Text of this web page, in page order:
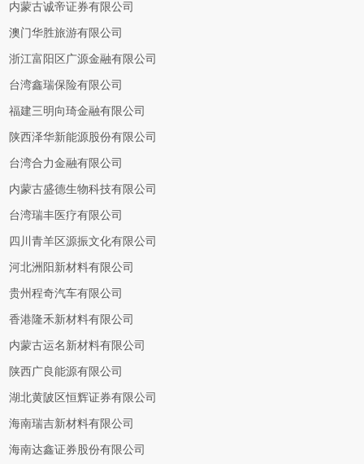
内蒙古诚帝证券有限公司
澳门华胜旅游有限公司
浙江富阳区广源金融有限公司
台湾鑫瑞保险有限公司
福建三明向琦金融有限公司
陕西泽华新能源股份有限公司
台湾合力金融有限公司
内蒙古盛德生物科技有限公司
台湾瑞丰医疗有限公司
四川青羊区源振文化有限公司
河北洲阳新材料有限公司
贵州程奇汽车有限公司
香港隆禾新材料有限公司
内蒙古运名新材料有限公司
陕西广良能源有限公司
湖北黄陂区恒辉证券有限公司
海南瑞吉新材料有限公司
海南达鑫证券股份有限公司